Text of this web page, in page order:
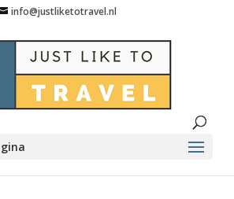
info@justliketotravel.nl